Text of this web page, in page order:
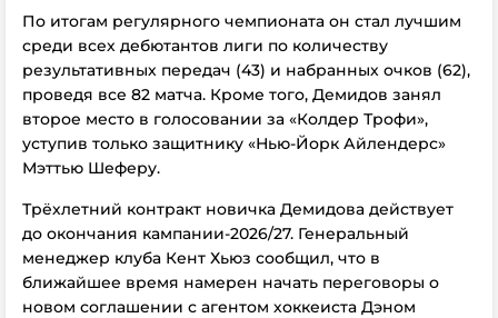
По итогам регулярного чемпионата он стал лучшим
среди всех дебютантов лиги по количеству
результативных передач (43) и набранных очков (62),
проведя все 82 матча. Кроме того, Демидов занял
второе место в голосовании за «Колдер Трофи»,
уступив только защитнику «Нью-Йорк Айлендерс»
Мэттью Шеферу.
Трёхлетний контракт новичка Демидова действует
до окончания кампании-2026/27. Генеральный
менеджер клуба Кент Хьюз сообщил, что в
ближайшее время намерен начать переговоры о
новом соглашении с агентом хоккеиста Дэном